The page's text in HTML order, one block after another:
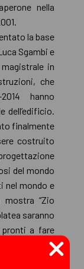
nella
la base
Sgambi e
in
che
hanno
finalmente
costruito
del mondo
nel mondo e
“Zio
saranno
pronti a fare